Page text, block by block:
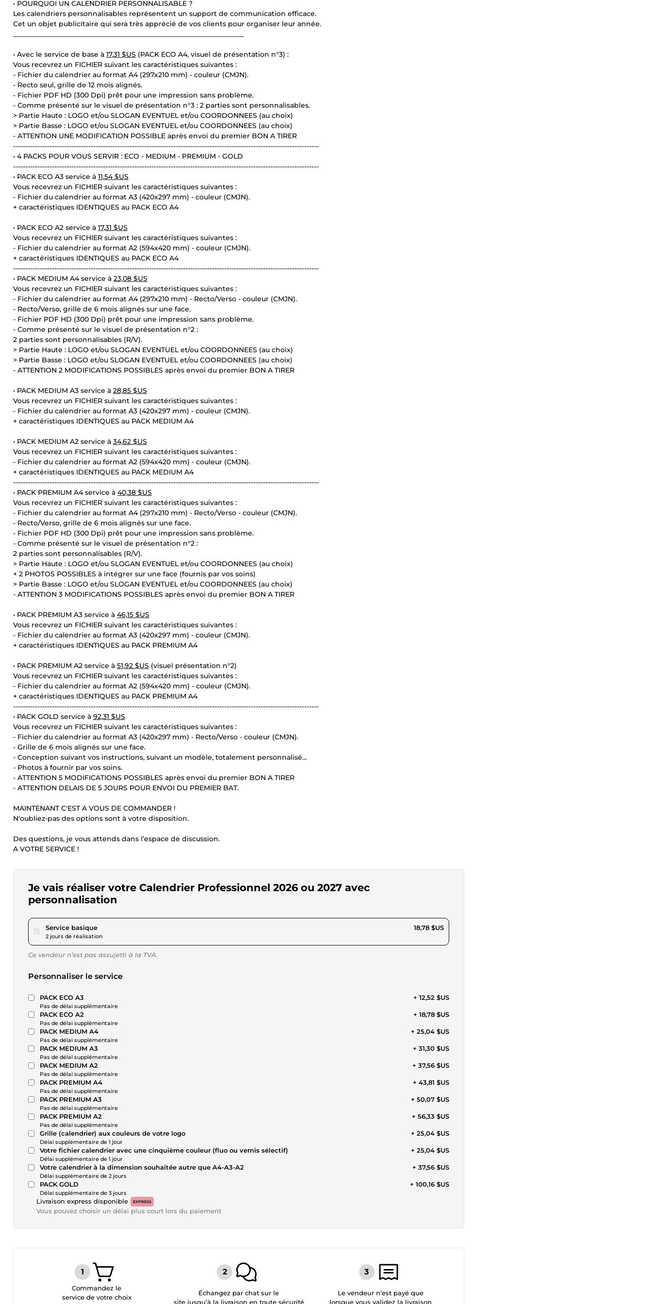
• POURQUOI UN CALENDRIER PERSONNALISABLE ?
Les calendriers personnalisables représentent un support de communication efficace.
Cet un objet publicitaire qui sera très apprécié de vos clients pour organiser leur année.
• Avec le service de base à 17,31 $US (PACK ECO A4, visuel de présentation n°3) :
Vous recevrez un FICHIER suivant les caractéristiques suivantes :
- Fichier du calendrier au format A4 (297x210 mm) - couleur (CMJN).
- Recto seul, grille de 12 mois alignés.
- Fichier PDF HD (300 Dpi) prêt pour une impression sans problème.
- Comme présenté sur le visuel de présentation n°3 : 2 parties sont personnalisables.
> Partie Haute : LOGO et/ou SLOGAN EVENTUEL et/ou COORDONNEES (au choix)
> Partie Basse : LOGO et/ou SLOGAN EVENTUEL et/ou COORDONNEES (au choix)
- ATTENTION UNE MODIFICATION POSSIBLE après envoi du premier BON A TIRER
------------------------------------------------------------------------------------------------------------------------------
• 4 PACKS POUR VOUS SERVIR : ECO - MEDIUM - PREMIUM - GOLD
------------------------------------------------------------------------------------------------------------------------------
• PACK ECO A3 service à 11,54 $US
Vous recevrez un FICHIER suivant les caractéristiques suivantes :
- Fichier du calendrier au format A3 (420x297 mm) - couleur (CMJN).
+ caractéristiques IDENTIQUES au PACK ECO A4
• PACK ECO A2 service à 17,31 $US
Vous recevrez un FICHIER suivant les caractéristiques suivantes :
- Fichier du calendrier au format A2 (594x420 mm) - couleur (CMJN).
+ caractéristiques IDENTIQUES au PACK ECO A4
------------------------------------------------------------------------------------------------------------------------------
• PACK MEDIUM A4 service à 23,08 $US
Vous recevrez un FICHIER suivant les caractéristiques suivantes :
- Fichier du calendrier au format A4 (297x210 mm) - Recto/Verso - couleur (CMJN).
- Recto/Verso, grille de 6 mois alignés sur une face.
- Fichier PDF HD (300 Dpi) prêt pour une impression sans problème.
- Comme présenté sur le visuel de présentation n°2 :
2 parties sont personnalisables (R/V).
> Partie Haute : LOGO et/ou SLOGAN EVENTUEL et/ou COORDONNEES (au choix)
> Partie Basse : LOGO et/ou SLOGAN EVENTUEL et/ou COORDONNEES (au choix)
- ATTENTION 2 MODIFICATIONS POSSIBLES après envoi du premier BON A TIRER
• PACK MEDIUM A3 service à 28,85 $US
Vous recevrez un FICHIER suivant les caractéristiques suivantes :
- Fichier du calendrier au format A3 (420x297 mm) - couleur (CMJN).
+ caractéristiques IDENTIQUES au PACK MEDIUM A4
• PACK MEDIUM A2 service à 34,62 $US
Vous recevrez un FICHIER suivant les caractéristiques suivantes :
- Fichier du calendrier au format A2 (594x420 mm) - couleur (CMJN).
+ caractéristiques IDENTIQUES au PACK MEDIUM A4
------------------------------------------------------------------------------------------------------------------------------
• PACK PREMIUM A4 service à 40,38 $US
Vous recevrez un FICHIER suivant les caractéristiques suivantes :
- Fichier du calendrier au format A4 (297x210 mm) - Recto/Verso - couleur (CMJN).
- Recto/Verso, grille de 6 mois alignés sur une face.
- Fichier PDF HD (300 Dpi) prêt pour une impression sans problème.
- Comme présenté sur le visuel de présentation n°2 :
2 parties sont personnalisables (R/V).
> Partie Haute : LOGO et/ou SLOGAN EVENTUEL et/ou COORDONNEES (au choix)
+ 2 PHOTOS POSSIBLES à intégrer sur une face (fournis par vos soins)
> Partie Basse : LOGO et/ou SLOGAN EVENTUEL et/ou COORDONNEES (au choix)
- ATTENTION 3 MODIFICATIONS POSSIBLES après envoi du premier BON A TIRER
• PACK PREMIUM A3 service à 46,15 $US
Vous recevrez un FICHIER suivant les caractéristiques suivantes :
- Fichier du calendrier au format A3 (420x297 mm) - couleur (CMJN).
+ caractéristiques IDENTIQUES au PACK PREMIUM A4
• PACK PREMIUM A2 service à 51,92 $US (visuel présentation n°2)
Vous recevrez un FICHIER suivant les caractéristiques suivantes :
- Fichier du calendrier au format A2 (594x420 mm) - couleur (CMJN).
+ caractéristiques IDENTIQUES au PACK PREMIUM A4
------------------------------------------------------------------------------------------------------------------------------
• PACK GOLD service à 92,31 $US
Vous recevrez un FICHIER suivant les caractéristiques suivantes :
- Fichier du calendrier au format A3 (420x297 mm) - Recto/Verso - couleur (CMJN).
- Grille de 6 mois alignés sur une face.
- Conception suivant vos instructions, suivant un modèle, totalement personnalisé…
- Photos à fournir par vos soins.
- ATTENTION 5 MODIFICATIONS POSSIBLES après envoi du premier BON A TIRER
- ATTENTION DELAIS DE 5 JOURS POUR ENVOI DU PREMIER BAT.
MAINTENANT C'EST A VOUS DE COMMANDER !
N'oubliez-pas des options sont à votre disposition.
Des questions, je vous attends dans l’espace de discussion.
A VOTRE SERVICE !
Je vais réaliser votre Calendrier Professionnel 2026 ou 2027 avec
personnalisation
Service basiquepour 17,31 $US
2 jours de réalisation
18,78 $US
Ce vendeur n’est pas assujetti à la TVA.
Personnaliser le service
PACK ECO A3
Pas de délai supplémentaire
+ 12,52 $US
PACK ECO A2
Pas de délai supplémentaire
+ 18,78 $US
PACK MEDIUM A4
Pas de délai supplémentaire
+ 25,04 $US
PACK MEDIUM A3
Pas de délai supplémentaire
+ 31,30 $US
PACK MEDIUM A2
Pas de délai supplémentaire
+ 37,56 $US
PACK PREMIUM A4
Pas de délai supplémentaire
+ 43,81 $US
PACK PREMIUM A3
Pas de délai supplémentaire
+ 50,07 $US
PACK PREMIUM A2
Pas de délai supplémentaire
+ 56,33 $US
Grille (calendrier) aux couleurs de votre logo
Délai supplémentaire de 1 jour
+ 25,04 $US
Votre fichier calendrier avec une cinquième couleur (fluo ou vernis sélectif)
Délai supplémentaire de 1 jour
+ 25,04 $US
Votre calendrier à la dimension souhaitée autre que A4-A3-A2
Délai supplémentaire de 2 jours
+ 37,56 $US
PACK GOLD
Délai supplémentaire de 3 jours
+ 100,16 $US
Livraison express disponible EXPRESS
Vous pouvez choisir un délai plus court lors du paiement
Commandez le
service de votre choix
Échangez par chat sur le
site jusqu’à la livraison en toute sécurité
Le vendeur n’est payé que
lorsque vous validez la livraison